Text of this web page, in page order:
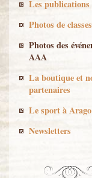
Les publications
Photos de classes
Photos des
AAA
La boutique et
partenaires
Le sport à Arago
Newsletters